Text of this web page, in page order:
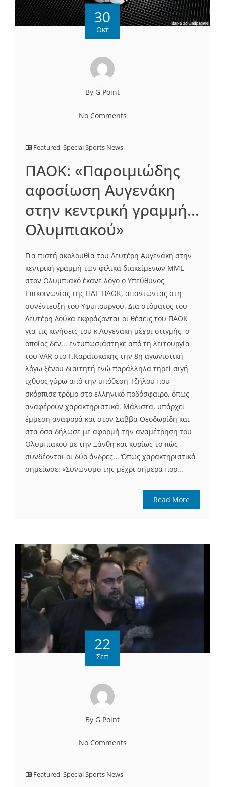
30
Οκτ
By G Point
No Comments
Featured,Special Sports News
ΠΑΟΚ: «Παροιμιώδης
αφοσίωση Αυγενάκη
στην κεντρική γραμμή…
Ολυμπιακού»
Για πιστή ακολουθία του Λευτέρη Αυγενάκη στην
κεντρική γραμμή των φιλικά διακείμενων ΜΜΕ
στον Ολυμπιακό έκανε λόγο ο Υπεύθυνος
Επικοινωνίας της ΠΑΕ ΠΑΟΚ, απαντώντας στη
συνέντευξη του Υφυπουργού. Δια στόματος του
Λευτέρη Δούκα εκφράζονται οι θέσεις του ΠΑΟΚ
για τις κινήσεις του κ.Αυγενάκη μέχρι στιγμής, ο
οποίος δεν... εντυπωσιάστηκε από τη λειτουργία
του VAR στο Γ.Καραϊσκάκης την 8η αγωνιστική
λόγω ξένου διαιτητή ενώ παράλληλα τηρεί σιγή
ιχθύος γύρω από την υπόθεση Τζήλου που
σκόρπισε τρόμο στο ελληνικό ποδόσφαιρο, όπως
αναφέρουν χαρακτηριστικά. Μάλιστα, υπάρχει
έμμεση αναφορά και στον Σάββα Θεοδωρίδη και
στα όσα δήλωσε με αφορμή την αναμέτρηση του
Ολυμπιακού με την Ξάνθη και κυρίως το πώς
συνδέονται οι δύο άνδρες... Όπως χαρακτηριστικά
σημείωσε: «Συνώνυμο της μέχρι σήμερα πορ...
Read More
22
Σεπ
By G Point
No Comments
Featured,Special Sports News